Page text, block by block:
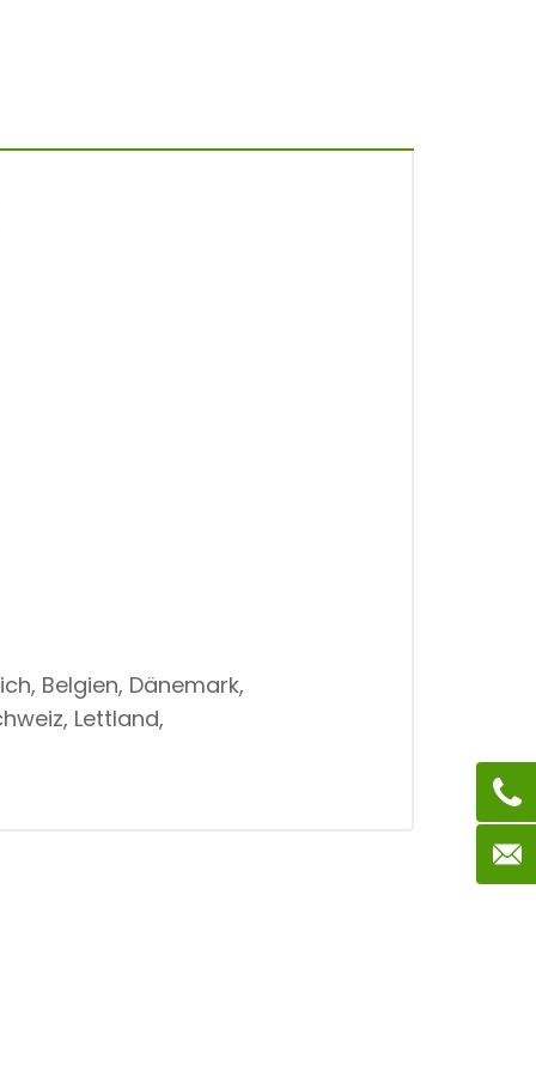
Belgien, Dänemark,
Lettland,